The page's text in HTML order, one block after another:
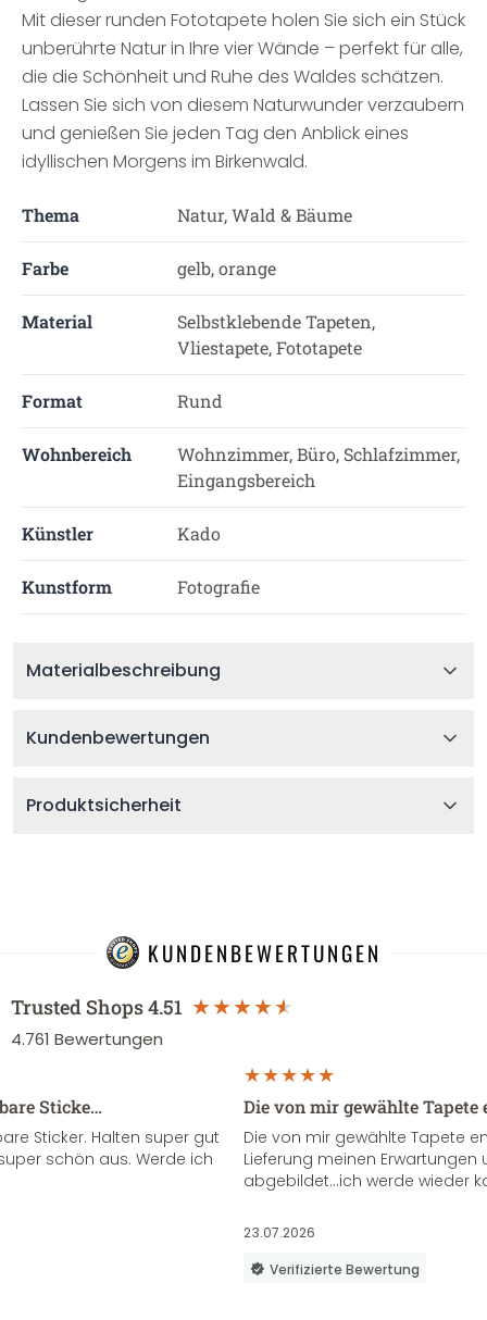
Mit dieser runden Fototapete holen Sie sich ein Stück
unberührte Natur in Ihre vier Wände – perfekt für alle,
die die Schönheit und Ruhe des Waldes schätzen.
Lassen Sie sich von diesem Naturwunder verzaubern
und genießen Sie jeden Tag den Anblick eines
idyllischen Morgens im Birkenwald.
Thema Natur, Wald & Bäume
Farbe gelb, orange
Material
Selbstklebende Tapeten,
Vliestapete, Fototapete
Format Rund
Wohnbereich
Wohnzimmer, Büro, Schlafzimmer,
Eingangsbereich
Künstler Kado
Kunstform Fotografie
Materialbeschreibung
Kundenbewertungen
Produktsicherheit
KUNDENBEWERTUNGEN
Trusted Shops4.51
4.761 Bewertungen
Sticke…
Sticker. Halten super gut
schön aus. Werde ich
Die von mir gewählte
Die von mir gewählte Tapete
Lieferung meinen Erwartungen
abgebildet...ich werde wieder
23.07.2026
Verifizierte Bewertung